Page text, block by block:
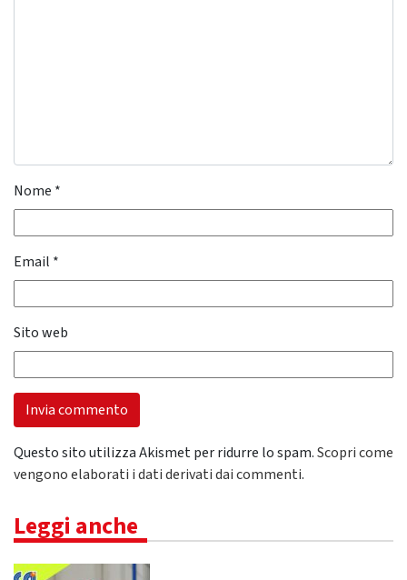
Nome *
Email *
Sito web
Questo sito utilizza Akismet per ridurre lo spam.Scopri come
vengono elaborati i dati derivati dai commenti.
Leggi anche